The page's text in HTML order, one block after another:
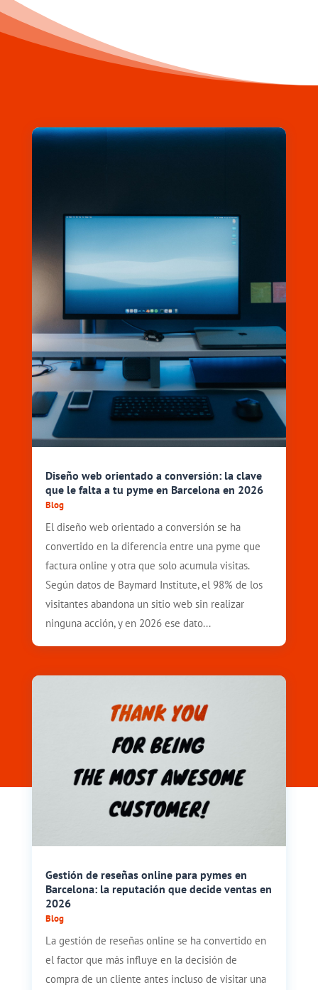
Diseño web orientado a conversión: la clave
que le falta a tu pyme en Barcelona en 2026
Blog
El diseño web orientado a conversión se ha
convertido en la diferencia entre una pyme que
factura online y otra que solo acumula visitas.
Según datos de Baymard Institute, el 98% de los
visitantes abandona un sitio web sin realizar
ninguna acción, y en 2026 ese dato...
Gestión de reseñas online para pymes en
Barcelona: la reputación que decide ventas en
2026
Blog
La gestión de reseñas online se ha convertido en
el factor que más influye en la decisión de
compra de un cliente antes incluso de visitar una